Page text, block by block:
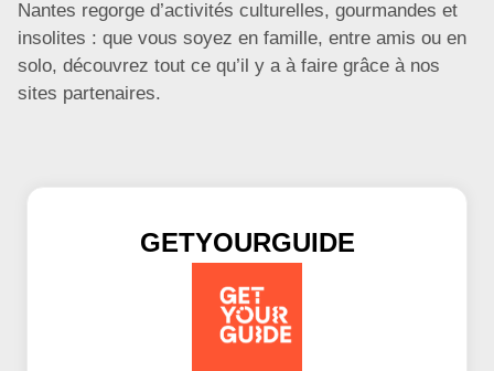
Nantes regorge d’activités culturelles, gourmandes et
insolites : que vous soyez en famille, entre amis ou en
solo, découvrez tout ce qu’il y a à faire grâce à nos
sites partenaires.
GETYOURGUIDE